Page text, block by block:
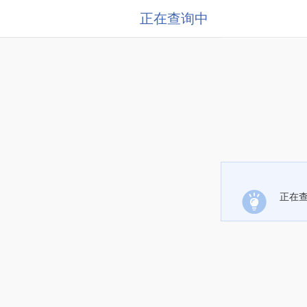
正在查询中
正在